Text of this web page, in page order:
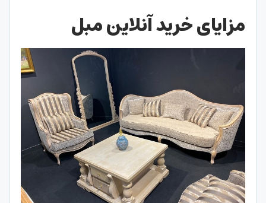
مزایای خرید آنلاین مبل